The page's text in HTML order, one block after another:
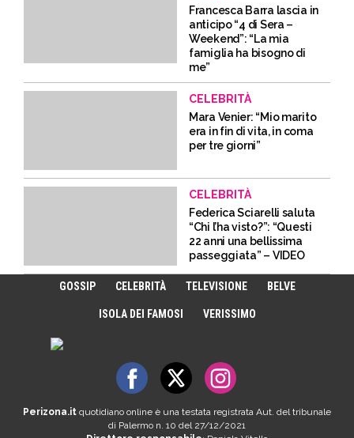
Francesca Barra lascia in
anticipo “4 di Sera –
Weekend”: “La mia
famiglia ha bisogno di
me”
CELEBRITÀ
Mara Venier: “Mio marito
era in fin di vita, in coma
per tre giorni”
CELEBRITÀ
Federica Sciarelli saluta
“Chi l’ha visto?”: “Questi
22 anni una bellissima
passeggiata” – VIDEO
GOSSIP CELEBRITÀ TELEVISIONE BELVE
ISOLA DEI FAMOSI VERISSIMO
Perizona.it quotidiano online è una testata registrata Aut. del tribunale
di Palermo n. 10 del 27/12/2021